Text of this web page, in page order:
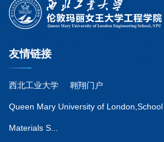
友情链接
西北工业大学 翱翔门户
Queen Mary University of
Materials S...